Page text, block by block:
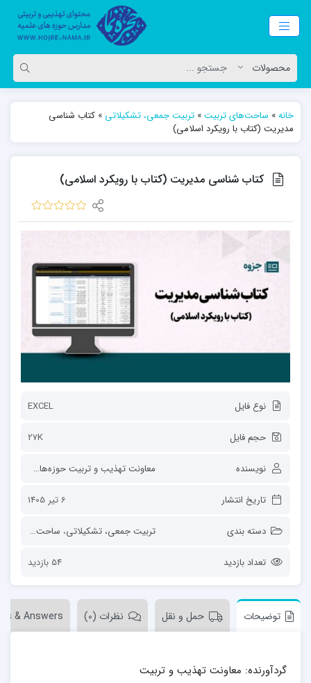
خانه» ساحت‌های تربیت» تربیت جمعی، تشکیلاتی » کتاب شناسی
مدیریت (کتاب با رویکرد اسلامی)
کتاب شناسی مدیریت (کتاب با رویکرد اسلامی)
نوع فایل EXCEL
حجم فایل 27K
نویسنده معاونت تهذیب و تربیت حوزه‌های علمیه
تاریخ انتشار 6 تیر 1405
دسته بندی تربیت جمعی، تشکیلاتی، ساحت‌های تربیت
تعداد بازدید 54 بازدید
توضیحات حمل و نقل نظرات (0) & Answers
گردآورنده: معاونت تهذیب و تربیت